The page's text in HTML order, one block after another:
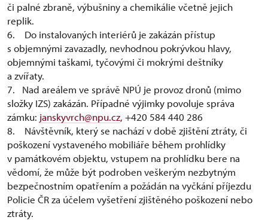
či palné zbraně, výbušniny a chemikálie včetně jejich
replik.
6. Do instalovaných interiérů je zakázán přístup
s objemnými zavazadly, nevhodnou pokrývkou hlavy,
objemnými taškami, tyčovými či mokrými deštníky
a zvířaty.
7. Nad areálem ve správě NPÚ je provoz dronů (mimo
složky IZS) zakázán. Případné výjimky povoluje správa
zámku: janskyvrch@npu.cz, +420 584 440 286
8. Návštěvník, který se nachází v době zjištění ztráty, či
poškození vystaveného mobiliáře během prohlídky
v památkovém objektu, vstupem na prohlídku bere na
vědomí, že může být podroben veškerým nezbytným
bezpečnostním opatřením a požádán na vyčkání příjezdu
Policie ČR za účelem vyšetření zjištěného poškození nebo
ztráty.